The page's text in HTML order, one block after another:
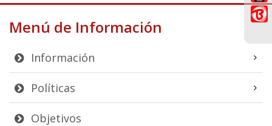
Menú de Información
Información
Políticas
Objetivos